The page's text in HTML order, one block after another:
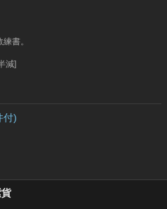
書。
減]
付)